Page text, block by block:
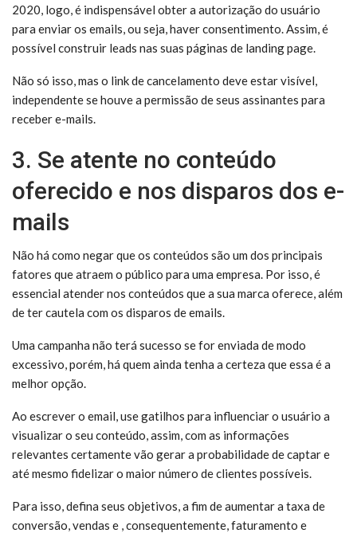
2020, logo, é indispensável obter a autorização do usuário
para enviar os emails, ou seja, haver consentimento. Assim, é
possível construir leads nas suas páginas de landing page.
Não só isso, mas o link de cancelamento deve estar visível,
independente se houve a permissão de seus assinantes para
receber e-mails.
3. Se atente no conteúdo
oferecido e nos disparos dos e-
mails
Não há como negar que os conteúdos são um dos principais
fatores que atraem o público para uma empresa. Por isso, é
essencial atender nos conteúdos que a sua marca oferece, além
de ter cautela com os disparos de emails.
Uma campanha não terá sucesso se for enviada de modo
excessivo, porém, há quem ainda tenha a certeza que essa é a
melhor opção.
Ao escrever o email, use gatilhos para influenciar o usuário a
visualizar o seu conteúdo, assim, com as informações
relevantes certamente vão gerar a probabilidade de captar e
até mesmo fidelizar o maior número de clientes possíveis.
Para isso, defina seus objetivos, a fim de aumentar a taxa de
conversão, vendas e , consequentemente, faturamento e